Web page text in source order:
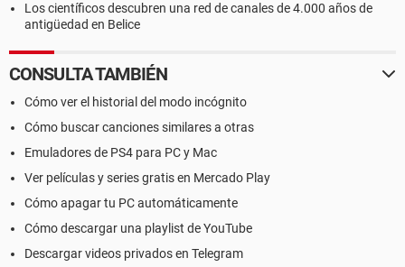
Los científicos descubren una red de canales de 4.000 años de
antigüedad en Belice
CONSULTA TAMBIÉN
Cómo ver el historial del modo incógnito
Cómo buscar canciones similares a otras
Emuladores de PS4 para PC y Mac
Ver películas y series gratis en Mercado Play
Cómo apagar tu PC automáticamente
Cómo descargar una playlist de YouTube
Descargar videos privados en Telegram